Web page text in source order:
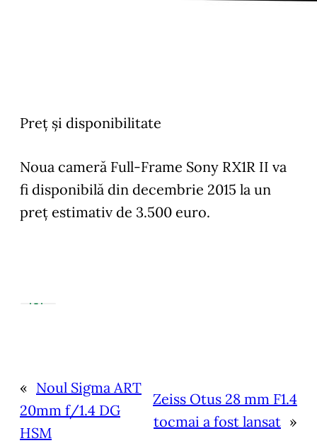
Preț și disponibilitate
Noua cameră Full-Frame Sony RX1R II va
fi disponibilă din decembrie 2015 la un
preț estimativ de 3.500 euro.
« Noul Sigma ART
20mm f/1.4 DG
HSM
Zeiss Otus 28 mm F1.4
tocmai a fost lansat »